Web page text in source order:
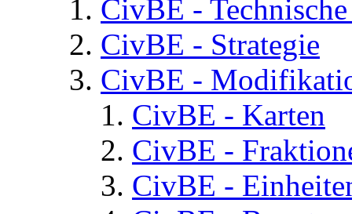
CivBE -
CivBE - Strategie
CivBE -
CivBE - Karten
CivBE -
CivBE -